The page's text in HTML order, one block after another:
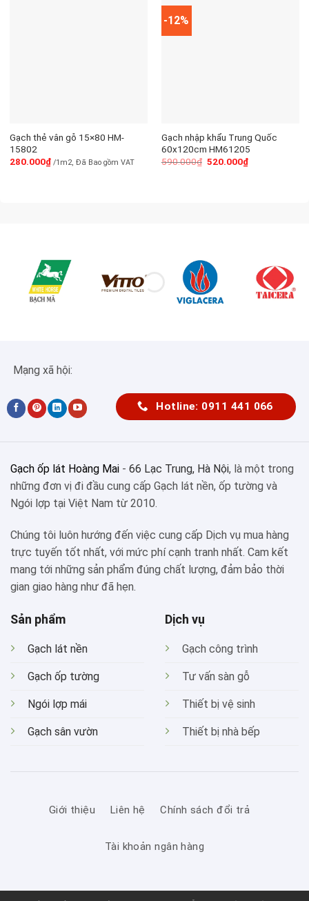
Gạch thẻ vân gỗ 15×80 HM-
15802
280.000₫/1m2, Đã Bao gồm VAT
-12%
Gạch nhập khẩu Trung Quốc
60x120cm HM61205
590.000₫ 520.000₫
Mạng xã hội:
Hotline: 0911 441 066
Gạch ốp lát Hoàng Mai - 66 Lạc Trung, Hà Nội, là một trong
những đơn vị đi đầu cung cấp Gạch lát nền, ốp tường và
Ngói lợp tại Việt Nam từ 2010.
Chúng tôi luôn hướng đến việc cung cấp Dịch vụ mua hàng
trực tuyến tốt nhất, với mức phí cạnh tranh nhất. Cam kết
mang tới những sản phẩm đúng chất lượng, đảm bảo thời
gian giao hàng như đã hẹn.
Sản phẩm
Gạch lát nền
Gạch ốp tường
Ngói lợp mái
Gạch sân vườn
Dịch vụ
Gạch công trình
Tư vấn sàn gỗ
Thiết bị vệ sinh
Thiết bị nhà bếp
Giới thiệu Liên hệ Chính sách đổi trả
Tài khoản ngân hàng